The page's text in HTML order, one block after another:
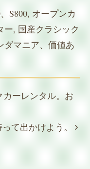
S800,オープンカ
ー,国産クラシック
ダマニア、価値あ
ーレンタル。お
て出かけよう。